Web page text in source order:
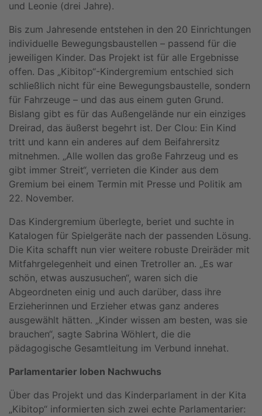
und Leonie (drei Jahre).
Bis zum Jahresende entstehen in den 20 Einrichtungen
individuelle Bewegungsbaustellen – passend für die
jeweiligen Kinder. Das Projekt ist für alle Ergebnisse
offen. Das „Kibitop“-Kindergremium entschied sich
schließlich nicht für eine Bewegungsbaustelle, sondern
für Fahrzeuge – und das aus einem guten Grund.
Bislang gibt es für das Außengelände nur ein einziges
Dreirad, das äußerst begehrt ist. Der Clou: Ein Kind
tritt und kann ein anderes auf dem Beifahrersitz
mitnehmen. „Alle wollen das große Fahrzeug und es
gibt immer Streit“, verrieten die Kinder aus dem
Gremium bei einem Termin mit Presse und Politik am
22. November.
Das Kindergremium überlegte, beriet und suchte in
Katalogen für Spielgeräte nach der passenden Lösung.
Die Kita schafft nun vier weitere robuste Dreiräder mit
Mitfahrgelegenheit und einen Tretroller an. „Es war
schön, etwas auszusuchen“, waren sich die
Abgeordneten einig und auch darüber, dass ihre
Erzieherinnen und Erzieher etwas ganz anderes
ausgewählt hätten. „Kinder wissen am besten, was sie
brauchen“, sagte Sabrina Wöhlert, die die
pädagogische Gesamtleitung im Verbund innehat.
Parlamentarier loben Nachwuchs
Über das Projekt und das Kinderparlament in der Kita
„Kibitop“ informierten sich zwei echte Parlamentarier: